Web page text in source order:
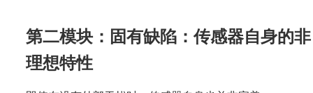
第二模块：固有缺陷：传感器自身的非
理想特性